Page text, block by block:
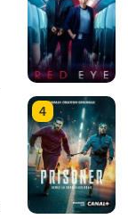
4